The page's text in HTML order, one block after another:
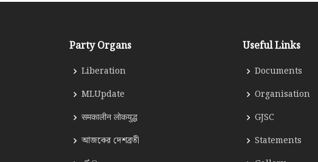
Party Organs
Liberation
MLUpdate
समकालीन लोकयुद्ध
আজকের দেশব্রতী
Useful Links
Documents
Organisation
GJSC
Statements